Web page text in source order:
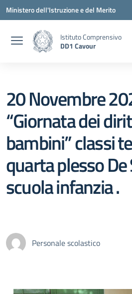
Vai ai contenuti
Vai al menu di navigazione
Vai al footer
Ministero dell'Istruzione e del Merito
Istituto Comprensivo
DD1 Cavour
20 Novembre
“Giornata dei
bambini” classi
quarta plesso
scuola infanzia .
Personale scolastico